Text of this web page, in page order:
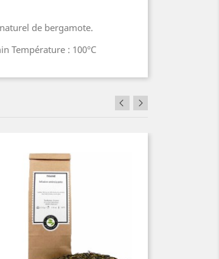
de bergamote.
Température : 100°C